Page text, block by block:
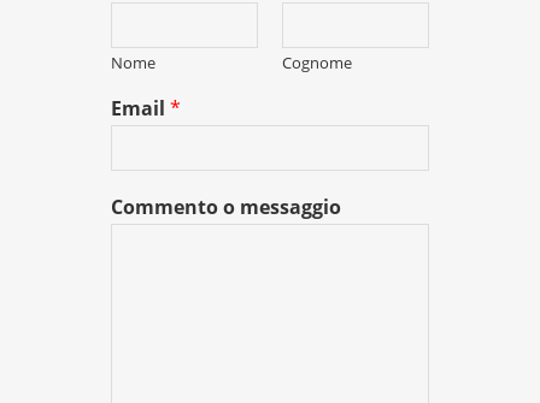
Nome Cognome
Email*
Commento o messaggio